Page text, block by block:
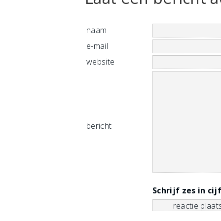
naam
e-mail
website
bericht
Schrijf zes in